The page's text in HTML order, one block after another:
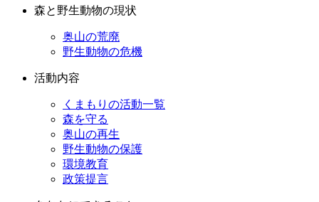
森と野生動物の現状
奥山の荒廃
野生動物の危機
活動内容
くまもりの活動一覧
森を守る
奥山の再生
野生動物の保護
環境教育
政策提言